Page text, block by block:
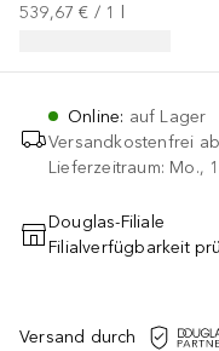
539,67 € / 1
Online: auf Lager
Versandkostenfrei ab
Lieferzeitraum: Mo.,
IN
Douglas-Filiale
Filialverfügbarkeit
Versand durch